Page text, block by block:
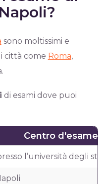
sono moltissimi e
città come Roma,
di esami dove puoi
Centro d'esame
l’università degli